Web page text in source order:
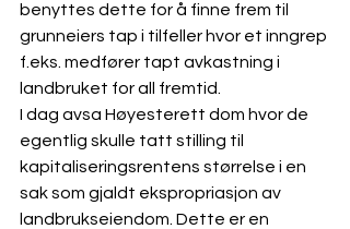
benyttes dette for å finne frem til
grunneiers tap i tilfeller hvor et inngrep
f.eks. medfører tapt avkastning i
landbruket for all fremtid.
I dag avsa Høyesterett dom hvor de
egentlig skulle tatt stilling til
kapitaliseringsrentens størrelse i en
sak som gjaldt ekspropriasjon av
landbrukseiendom. Dette er en